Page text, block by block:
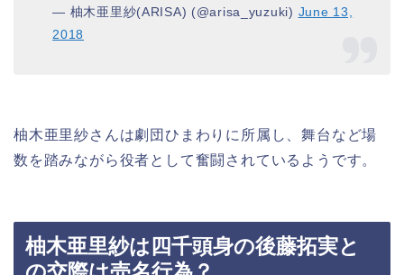
— 柚木亜里紗(ARISA) (@arisa_yuzuki) June 13,
2018
柚木亜里紗さんは劇団ひまわりに所属し、舞台など場
数を踏みながら役者として奮闘されているようです。
柚木亜里紗は四千頭身の後藤拓実と